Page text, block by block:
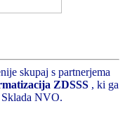
skupaj s partnerjema
ZDSSS , ki ga
NVO.